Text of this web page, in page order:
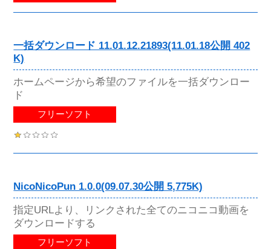
一括ダウンロード 11.01.12.21893(11.01.18公開 402
K)
ホームページから希望のファイルを一括ダウンロー
ド
フリーソフト
NicoNicoPun 1.0.0(09.07.30公開 5,775K)
指定URLより、リンクされた全てのニコニコ動画を
ダウンロードする
フリーソフト